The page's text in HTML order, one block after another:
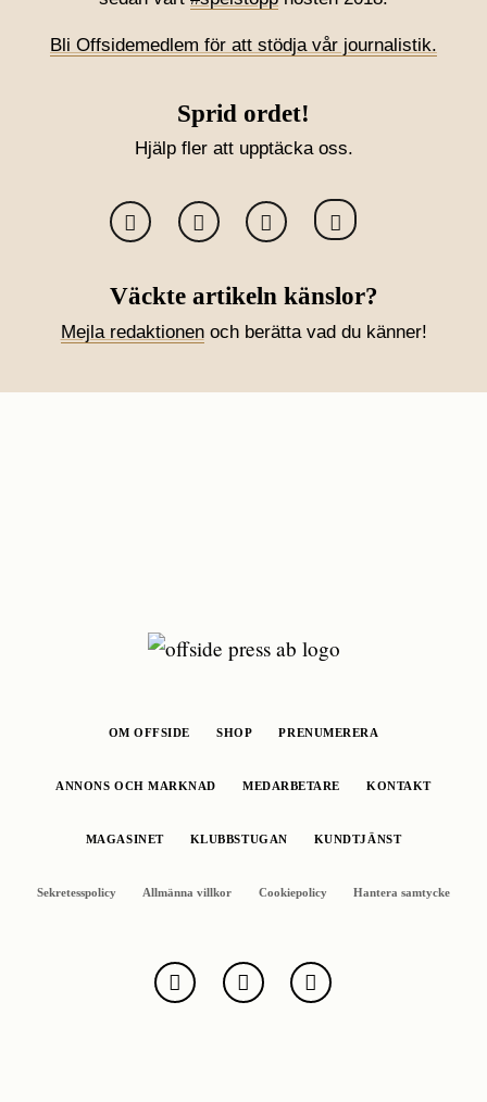
Bli Offsidemedlem för att stödja vår journalistik.
Sprid ordet!
Hjälp fler att upptäcka oss.
Väckte artikeln känslor?
Mejla redaktionenoch berätta vad du känner!
OM OFFSIDE SHOP PRENUMERERA
ANNONS OCH MARKNAD MEDARBETARE KONTAKT
MAGASINET KLUBBSTUGAN KUNDTJÄNST
Sekretesspolicy Allmänna villkor Cookiepolicy Hantera samtycke